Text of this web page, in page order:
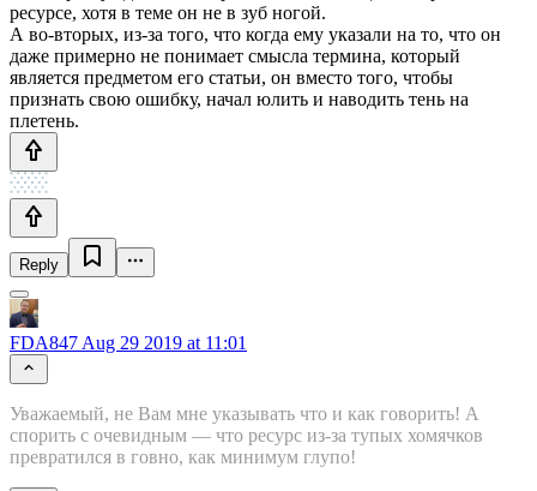
ресурсе, хотя в теме он не в зуб ногой.
А во-вторых, из-за того, что когда ему указали на то, что он
даже примерно не понимает смысла термина, который
является предметом его статьи, он вместо того, чтобы
признать свою ошибку, начал юлить и наводить тень на
плетень.
Reply
FDA847 Aug 29 2019 at 11:01
Уважаемый, не Вам мне указывать что и как говорить! А
спорить с очевидным — что ресурс из-за тупых хомячков
превратился в говно, как минимум глупо!